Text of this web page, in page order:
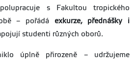
s Fakultou tropického
– pořádá exkurze, přednášky i
studenti různých oborů.
úplně přirozeně – udržujeme